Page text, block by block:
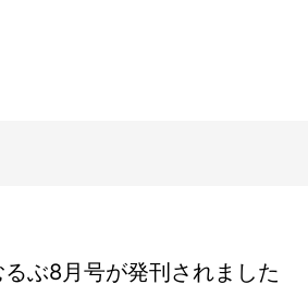
ぶ8月号が発刊されました